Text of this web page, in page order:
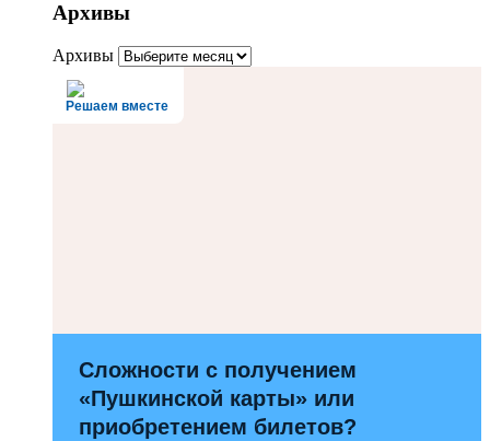
Архивы
Архивы
Решаем вместе
Сложности с получением
«Пушкинской карты» или
приобретением билетов?